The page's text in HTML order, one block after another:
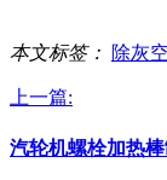
本文标签： 除灰
上一篇:
汽轮机螺栓加热